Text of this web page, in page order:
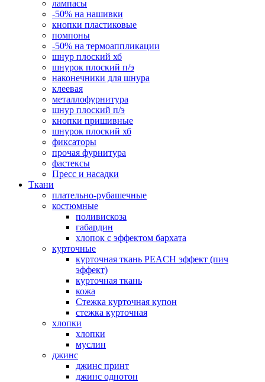
лампасы
-50% на нашивки
кнопки пластиковые
помпоны
-50% на термоаппликации
шнур плоский хб
шнурок плоский п/э
наконечники для шнура
клеевая
металлофурнитура
шнур плоский п/э
кнопки пришивные
шнурок плоский хб
фиксаторы
прочая фурнитура
фастексы
Пресс и насадки
Ткани
плательно-рубашечные
костюмные
поливискоза
габардин
хлопок с эффектом бархата
курточные
курточная ткань PEACH эффект (пич
эффект)
курточная ткань
кожа
Стежка курточная купон
стежка курточная
хлопки
хлопки
муслин
джинс
джинс принт
джинс однотон